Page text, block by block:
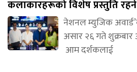
कलाकारहरूको विशेष प्रस्तुति रहने
नेशनल म्युजिक
असार २६ गते
आम दर्शकलाई